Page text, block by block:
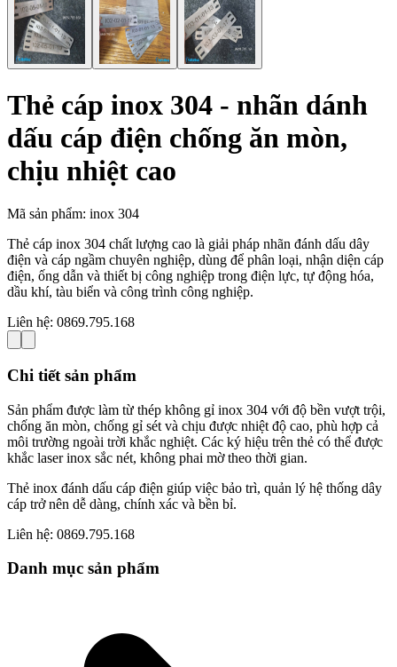
Thẻ cáp inox 304 - nhãn dánh
dấu cáp điện chống ăn mòn,
chịu nhiệt cao
Mã sản phẩm: inox 304
Thẻ cáp inox 304 chất lượng cao là giải pháp nhãn đánh dấu dây
điện và cáp ngầm chuyên nghiệp, dùng để phân loại, nhận diện cáp
điện, ống dẫn và thiết bị công nghiệp trong điện lực, tự động hóa,
dầu khí, tàu biển và công trình công nghiệp.
Liên hệ: 0869.795.168
Chi tiết sản phẩm
Sản phẩm được làm từ thép không gỉ inox 304 với độ bền vượt trội,
chống ăn mòn, chống gỉ sét và chịu được nhiệt độ cao, phù hợp cả
môi trường ngoài trời khắc nghiệt. Các ký hiệu trên thẻ có thể được
khắc laser inox sắc nét, không phai mờ theo thời gian.
Thẻ inox đánh dấu cáp điện giúp việc bảo trì, quản lý hệ thống dây
cáp trở nên dễ dàng, chính xác và bền bỉ.
Liên hệ: 0869.795.168
Danh mục sản phẩm